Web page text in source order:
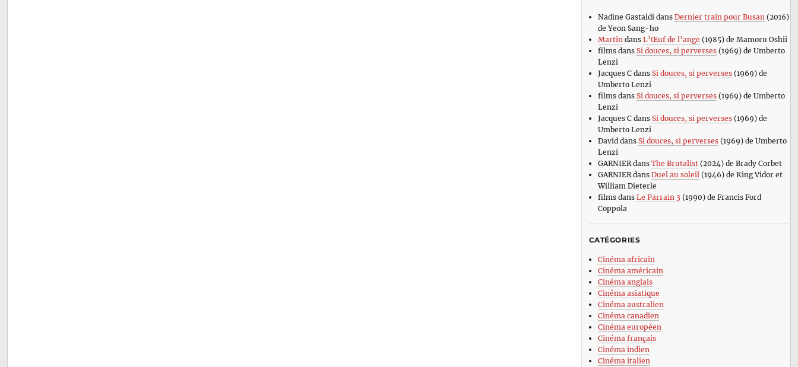
Nadine Gastaldi dans Dernier train pour Busan (2016)
de Yeon Sang-ho
Martin dans L’Œuf de l’ange (1985) de Mamoru Oshii
filmsdans Si douces, si perverses(1969) de Umberto
Lenzi
Jacques Cdans Si douces, si perverses(1969) de
Umberto Lenzi
filmsdans Si douces, si perverses(1969) de Umberto
Lenzi
Jacques Cdans Si douces, si perverses(1969) de
Umberto Lenzi
David dans Si douces, si perverses(1969) de Umberto
Lenzi
GARNIERdans The Brutalist(2024) de Brady Corbet
GARNIERdans Duel au soleil (1946) de King Vidor et
William Dieterle
filmsdans Le Parrain 3 (1990) de Francis Ford
Coppola
CATÉGORIES
Cinéma africain
Cinéma américain
Cinéma anglais
Cinéma asiatique
Cinéma australien
Cinéma canadien
Cinéma européen
Cinéma français
Cinéma indien
Cinéma italien